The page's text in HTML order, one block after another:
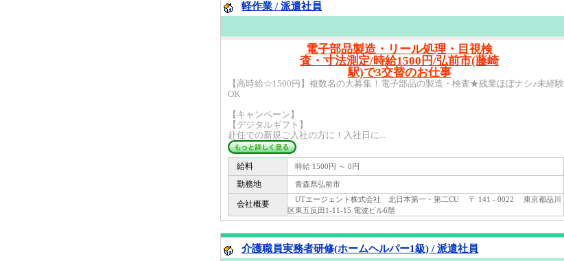
軽作業 / 派遣社員
電子部品製造・リール処理・目視検
査・寸法測定/時給1500円/弘前市(藤崎
駅)で3交替のお仕事
【高時給☆1500円】複数名の大募集！電子部品の製造・検査★残業ほぼナシ♪未経験
OK
【キャンペーン】
【デジタルギフト】
赴任での新規ご入社の方に！入社日に...
給料 時給 1500円 ～ 0円
勤務地 青森県弘前市
会社概要
UTエージェント株式会社 北日本第一・第二CU 〒 141 - 0022 東京都品川
区東五反田1-11-15 電波ビル6階
介護職員実務者研修(ホームヘルパー1級) / 派遣社員